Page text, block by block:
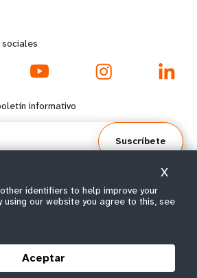
d
o
t
e
r
m
e
informativo
Suscríbete
derechos reservados 2026.
identifiers to help improve your
using our website you agree to this, see
Aceptar
X